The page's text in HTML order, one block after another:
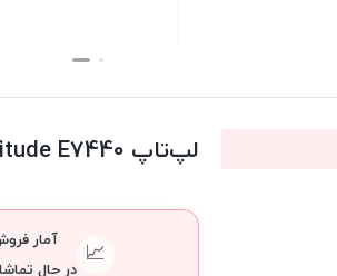
لپ‌تاپ Dell Latitude E7440 | پردازنده Core i5 نسل 4 | رم 8GB | حافظه SSD 256GB
📈 آمار
در حال